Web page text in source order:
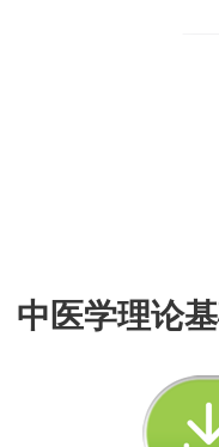
中医学理论